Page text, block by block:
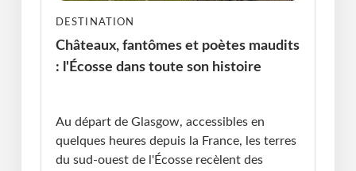
DESTINATION
Châteaux, fantômes et poètes maudits
: l'Écosse dans toute son histoire
Au départ de Glasgow, accessibles en
quelques heures depuis la France, les terres
du sud-ouest de l'Écosse recèlent des